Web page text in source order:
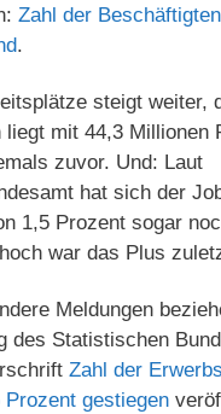
Zahl der
.
steigt weiter,
mit 44,3 Millionen
zuvor. Und: Laut
hat sich der
1,5 Prozent sogar
war das Plus
Meldungen
des Statistischen
Zahl der
gestiegen